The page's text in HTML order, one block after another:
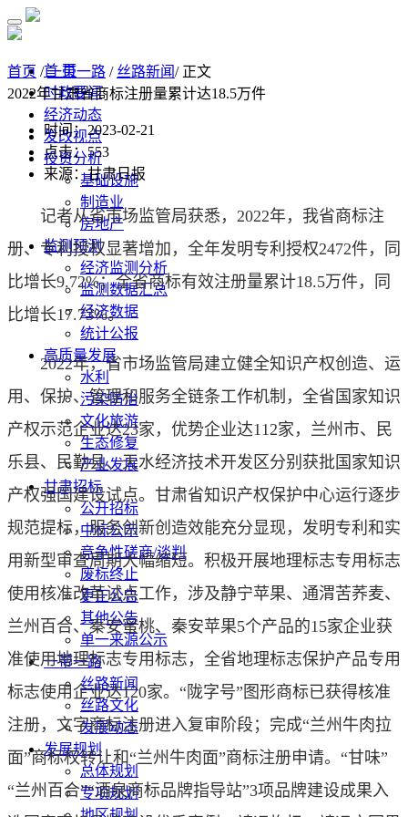
首 页
时政要闻
经济动态
发改视点
投资分析
基础设施
制造业
房地产
监测预测
经济监测分析
监测数据汇总
经济数据
统计公报
高质量发展
水利
污染防治
文化旅游
生态修复
产业发展
甘肃招标
公开招标
中标公示
竞争性磋商/谈判
废标终止
更正公告
其他公告
单一来源公示
一带一路
丝路新闻
丝路文化
发展动态
发展规划
总体规划
专项规划
首页 /一带一路 / 丝路新闻/ 正文
2022年甘肃省商标注册量累计达18.5万件
时间：2023-02-21
点击：553
来源：甘肃日报
记者从省市场监管局获悉，2022年，我省商标注
册、专利授权显著增加，全年发明专利授权2472件，同
比增长9.72%；全省商标有效注册量累计18.5万件，同
比增长17.73%。
2022年，省市场监管局建立健全知识产权创造、运
用、保护、管理和服务全链条工作机制，全省国家知识
产权示范企业达23家，优势企业达112家，兰州市、民
乐县、民勤县、天水经济技术开发区分别获批国家知识
产权强国建设试点。甘肃省知识产权保护中心运行逐步
规范提标，服务创新创造效能充分显现，发明专利和实
用新型审查周期大幅缩短。积极开展地理标志专用标志
使用核准改革试点工作，涉及静宁苹果、通渭苦荞麦、
兰州百合、秦安蜜桃、秦安苹果5个产品的15家企业获
准使用地理标志专用标志，全省地理标志保护产品专用
标志使用企业达120家。“陇字号”图形商标已获得核准
注册，文字商标注册进入复审阶段；完成“兰州牛肉拉
面”商标权转让和“兰州牛肉面”商标注册申请。“甘味”
“兰州百合”“酒泉商标品牌指导站”3项品牌建设成果入